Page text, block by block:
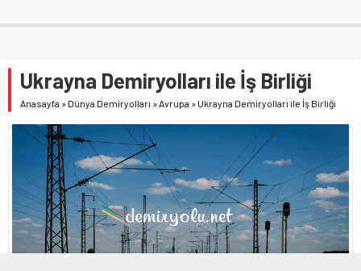
Ukrayna Demiryolları ile İş Birliği
Anasayfa » Dünya Demiryolları » Avrupa » Ukrayna Demiryolları ile İş Birliği